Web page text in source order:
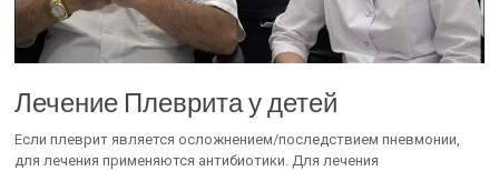
Лечение Плеврита у детей
Если плеврит является осложнением/последствием пневмонии,
для лечения применяются антибиотики. Для лечения